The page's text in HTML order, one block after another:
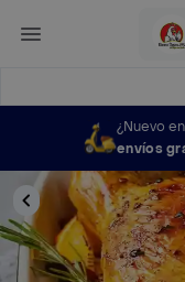
¿Nuevo
envíos